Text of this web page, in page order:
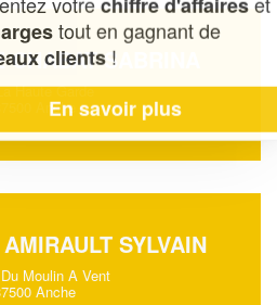
SABRINA
Haute Garde
37500 Anche
SYLVAIN
Moulin A Vent
Anche
tout en gagnant de
clients!
En savoir plus